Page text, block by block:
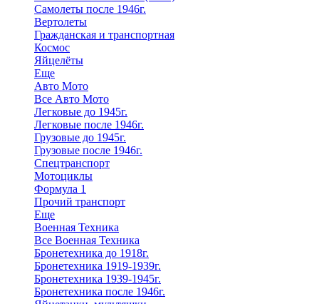
Самолеты после 1946г.
Вертолеты
Гражданская и транспортная
Космос
Яйцелёты
Еще
Авто Мото
Все Авто Мото
Легковые до 1945г.
Легковые после 1946г.
Грузовые до 1945г.
Грузовые после 1946г.
Спецтранспорт
Мотоциклы
Формула 1
Прочий транспорт
Еще
Военная Техника
Все Военная Техника
Бронетехника до 1918г.
Бронетехника 1919-1939г.
Бронетехника 1939-1945г.
Бронетехника после 1946г.